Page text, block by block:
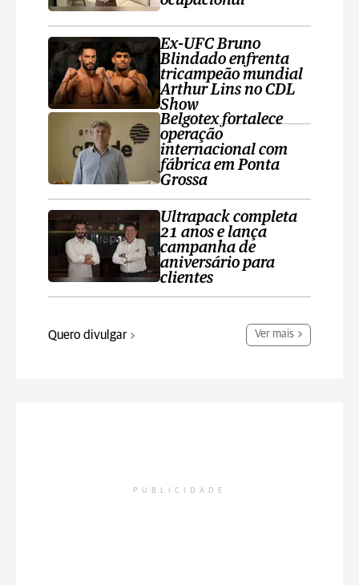
Ex-UFC Bruno
Blindado enfrenta
tricampeão mundial
Arthur Lins no CDL
Show
Belgotex fortalece
operação
internacional com
fábrica em Ponta
Grossa
Ultrapack completa
21 anos e lança
campanha de
aniversário para
clientes
Quero divulgar Ver mais
PUBLICIDADE